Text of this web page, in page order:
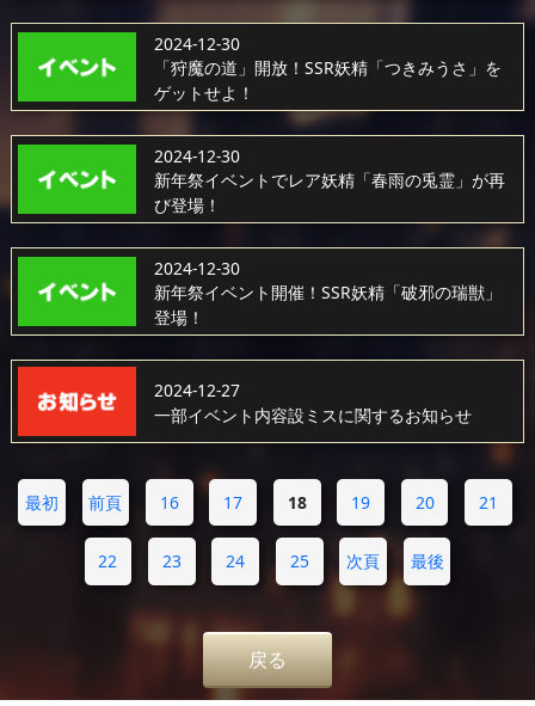
2024-12-30
「狩魔の道」開放！SSR妖精「つきみうさ」を
ゲットせよ！
2024-12-30
新年祭イベントでレア妖精「春雨の兎霊」が再
び登場！
2024-12-30
新年祭イベント開催！SSR妖精「破邪の瑞獣」
登場！
2024-12-27
一部イベント内容設ミスに関するお知らせ
最初 前頁 16 17 18 19 20 21
22 23 24 25 次頁 最後
戻る